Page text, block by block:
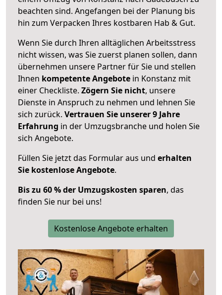
beachten sind. Angefangen bei der Planung bis
hin zum Verpacken Ihres kostbaren Hab & Gut.
Wenn Sie durch Ihren alltäglichen Arbeitsstress
nicht wissen, was Sie zuerst planen sollen, dann
übernehmen unsere Partner für Sie und stellen
Ihnen kompetente Angebote in Konstanz mit
einer Checkliste. Zögern Sie nicht, unsere
Dienste in Anspruch zu nehmen und lehnen Sie
sich zurück. Vertrauen Sie unserer 9 Jahre
Erfahrung in der Umzugsbranche und holen Sie
sich Angebote.
Füllen Sie jetzt das Formular aus und erhalten
Sie kostenlose Angebote.
Bis zu 60 % der Umzugskosten sparen, das
finden Sie nur bei uns!
Kostenlose Angebote erhalten